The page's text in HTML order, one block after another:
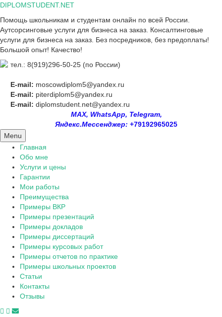
Skip
content
DIPLOMSTUDENT.NET
Помощь школьникам и студентам онлайн по всей России.
Аутсорсинговые услуги для бизнеса на заказ. Консалтинговые
услуги для бизнеса на заказ. Без посредников, без предоплаты!
Большой опыт! Качество!
тел.: 8(919)296-50-25 (по России)
E-mail: moscowdiplom5@yandex.ru
E-mail: piterdiplom5@yandex.ru
E-mail: diplomstudent.net@yandex.ru
MAX, WhatsApp, Telegram,
Яндекс.Мессенджер: +79192965025
Menu
Главная
Обо мне
Услуги и цены
Гарантии
Мои работы
Преимущества
Примеры ВКР
Примеры презентаций
Примеры докладов
Примеры диссертаций
Примеры курсовых работ
Примеры отчетов по практике
Примеры школьных проектов
Статьи
Контакты
Отзывы